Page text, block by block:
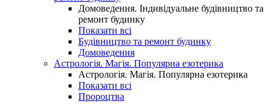
Домоведення. Індивідуальне будівництво та
ремонт будинку
Показати всі
Будівництво та ремонт будинку
Домоведення
Астрологія. Магія. Популярна езотерика
Астрологія. Магія. Популярна езотерика
Показати всі
Пророцтва